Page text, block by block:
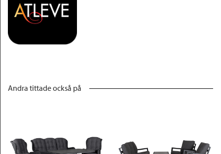
Andra tittade också på